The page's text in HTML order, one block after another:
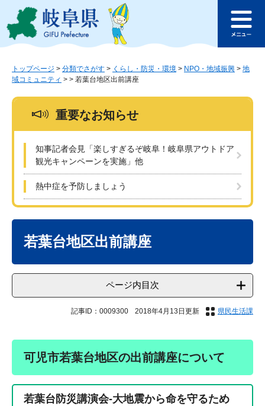
ジ
ュ
このページの本文へ
ュ
トップページ > 分類でさがす > くらし・防災・環境 > NPO・地域振興 > 地
域コミュニティ > > 若葉台地区出前講座
重要なお知らせ
知事記者会見「楽しすぎるぞ岐阜！岐阜県アウトドア
観光キャンペーンを実施」他
熱中症を予防しましょう
若葉台地区出前講座
ページ内目次
記事ID：0009300 2018年4月13日更新 県民生活課
可児市若葉台地区の出前講座について
若葉台防災講演会-大地震から命を守るため